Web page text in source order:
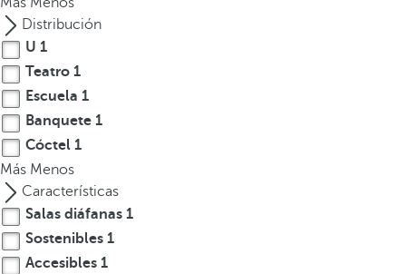
u
e
d
e
s
p
u
l
s
a
r
a
Distribución
U 1
Teatro 1
Escuela 1
Banquete 1
Cóctel 1
Más Menos
Características
Salas diáfanas 1
Sostenibles 1
Accesibles 1